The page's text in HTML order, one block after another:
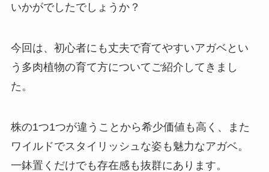
いかがでしたでしょうか？
今回は、初心者にも丈夫で育てやすいアガベとい
う多肉植物の育て方についてご紹介してきまし
た。
株の1つ1つが違うことから希少価値も高く、また
ワイルドでスタイリッシュな姿も魅力なアガベ。
一鉢置くだけでも存在感も抜群にあります。